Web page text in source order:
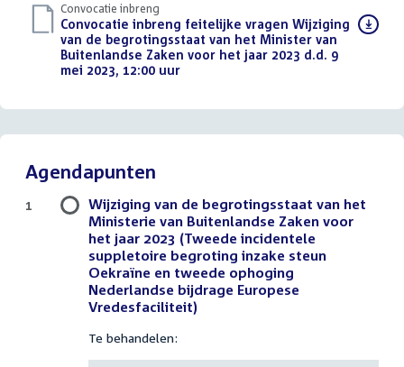
Convocatie inbreng
Download
bestand:
Convocatie inbreng feitelijke vragen Wijziging
van de begrotingsstaat van het Minister van
Buitenlandse Zaken voor het jaar 2023 d.d. 9
mei 2023, 12:00 uur(PDF)
Agendapunten
Wijziging van de begrotingsstaat van het
Ministerie van Buitenlandse Zaken voor
het jaar 2023 (Tweede incidentele
suppletoire begroting inzake steun
Oekraïne en tweede ophoging
Nederlandse bijdrage Europese
Vredesfaciliteit)
Te behandelen:
1